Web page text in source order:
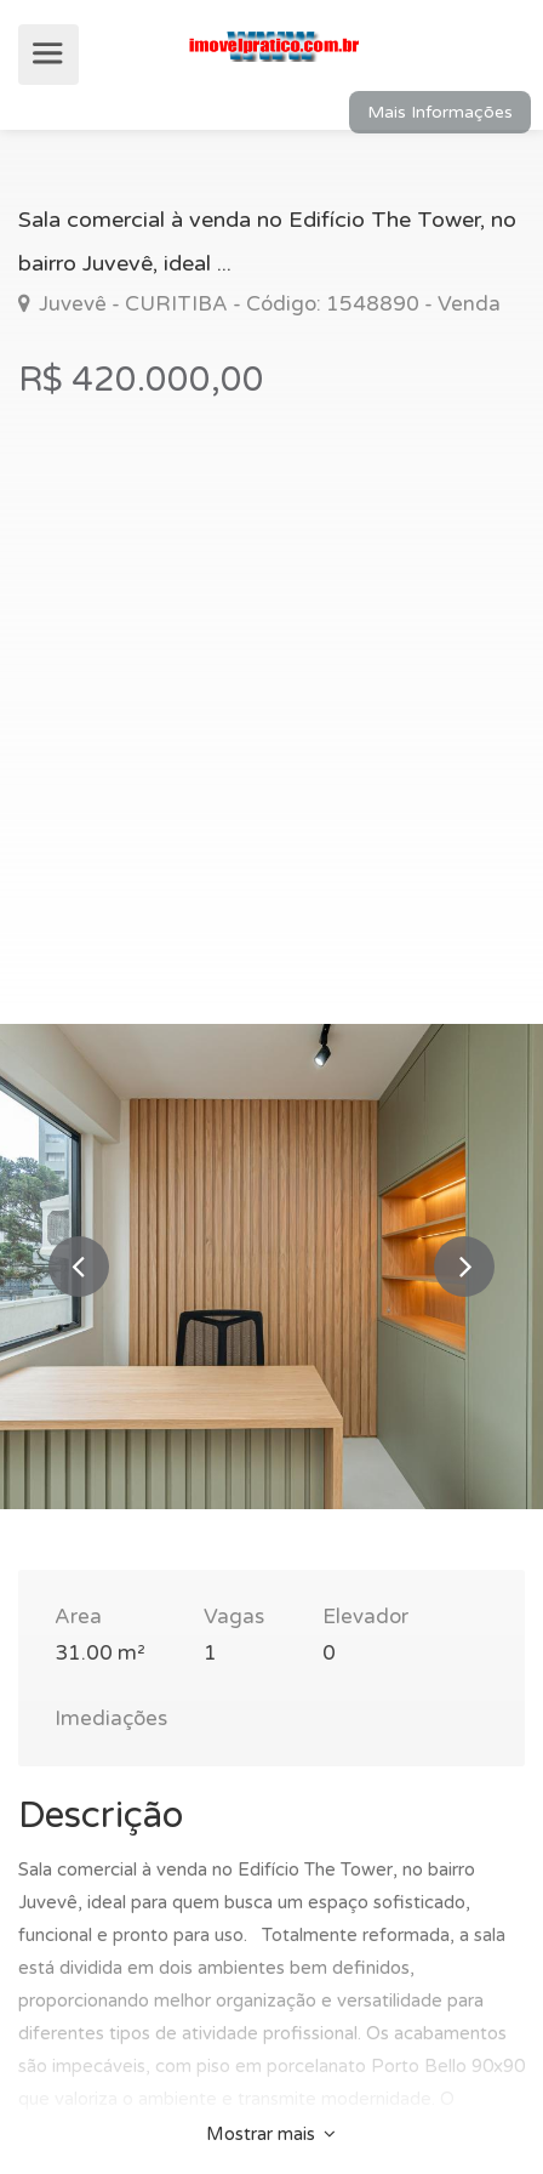
Sala comercial à venda no Edifício The Tower, no
bairro Juvevê, ideal ...
Juvevê - CURITIBA - Código: 1548890 - Venda
R$ 420.000,00
Area
31.00 m²
Vagas
1
Elevador
0
Imediações
Descrição
Sala comercial à venda no Edifício The Tower, no bairro
Juvevê, ideal para quem busca um espaço sofisticado,
funcional e pronto para uso. Totalmente reformada, a sala
está dividida em dois ambientes bem definidos,
proporcionando melhor organização e versatilidade para
diferentes tipos de atividade profissional. Os acabamentos
são impecáveis, com piso em porcelanato Porto Bello 90x90
banheiro possui porta oculta, garantindo um visual clean e
Mostrar mais
Mais Informações